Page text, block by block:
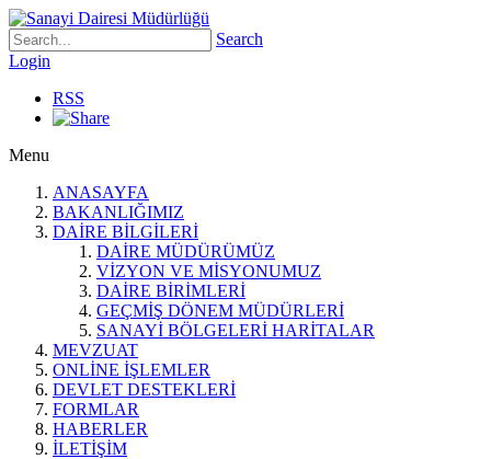
Search
Login
RSS
Menu
ANASAYFA
BAKANLIĞIMIZ
DAİRE BİLGİLERİ
DAİRE MÜDÜRÜMÜZ
VİZYON VE MİSYONUMUZ
DAİRE BİRİMLERİ
GEÇMİŞ DÖNEM MÜDÜRLERİ
SANAYİ BÖLGELERİ HARİTALAR
MEVZUAT
ONLİNE İŞLEMLER
DEVLET DESTEKLERİ
FORMLAR
HABERLER
İLETİŞİM